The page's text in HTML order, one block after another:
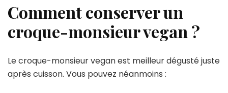
Comment conserver un
croque-monsieur vegan ?
Le croque-monsieur vegan est meilleur dégusté juste
après cuisson. Vous pouvez néanmoins :